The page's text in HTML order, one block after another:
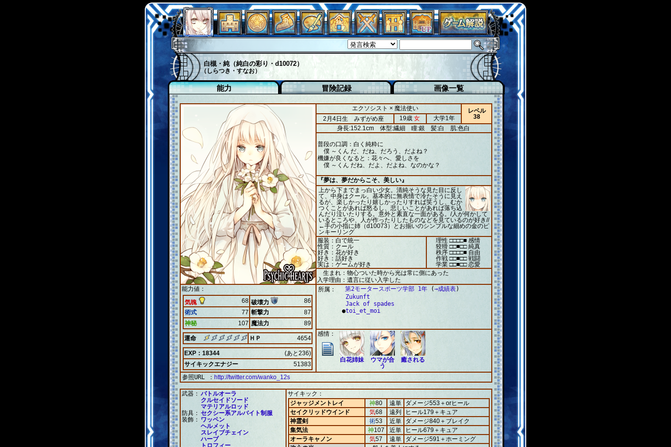
白槻・純（純白の彩り・d10072）
（しらつき・すなお）
能力 冒険記録 画像一覧
エクソシスト × 魔法使い
レベル
38
2月4日生 みずがめ座 19歳 女
大学1年
身長:152.1cm 体型:繊細 瞳:銀 髪:白 肌:色白
普段の口調：白く純粋に
僕 ～くん だ、だね、だろう、だよね？
機嫌が良くなると：花々へ、愛しさを
僕 ～くん だね、だよ、だよね、なのかな？
『夢は、夢だからこそ、美しい』
上から下までまっ白い少女。清純そうな見た目に反し
て、中身はクール。基本的に無表情で冷たそうに見え
るが、楽しかったり嬉しかったりすれば笑うし、むか
つくことがあれば怒るし、悲しいことがあれば落ち込
んだり泣いたりする。意外と素直な一面がある。/人が何かして
いるところや、人が作ったりしたものなどを見ているのが好き//
←手の小指に姉（d10073）とお揃いのシンプルな細めの金のピ
ンキーリング
服装：白で統一
性質：クール
好き：花が好き
好き：話好き
実は：ゲームが好き
理性 □□□□■ 感情
狡猾 □□■□□ 純真
秩序 □□□□■ 自由
作戦 □□■□□ 戦闘
学業 □□■□□ 恋愛
生まれ：物心ついた時から光は常に側にあった
入学理由：遺言に従い入学した
能力値：
気魄
68 破壊力
86
術式
77 斬撃力
87
神秘
107 魔法力 89
運命 ＨＰ 4654
EXP：18344
(あと236)
サイキックエナジー
51383
所属： 第2モータースポーツ学部 1年 (→成績表)
Zukunft
Jack of spades
●toi_et_moi
感情：
白花姉妹
ウマが合
う
癒される
参照URL ： http://twitter.com/wanko_12s
武器： バトルオーラ
クルセイドソード
マテリアルロッド
防具： セクシー系アルバイト制服
装飾：ワッペン
ヘルメット
スレイブチェイン
ハーブ
トロフィー
サイキック：
ジャッジメントレイ
神80 遠単
ダメージ553＋orヒール
セイクリッドウインド
気68 遠列
ヒール179＋キュア
神霊剣
術53 近単
ダメージ840＋ブレイク
集気法
神107 近単
ヒール679＋キュア
オーラキャノン
気57 遠単
ダメージ591＋ホーミング